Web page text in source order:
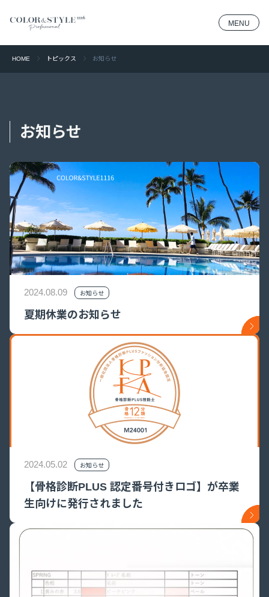
MENU
HOME トピックス お知らせ
お知らせ
2024.08.09 お知らせ
夏期休業のお知らせ
2024.05.02 お知らせ
【骨格診断PLUS 認定番号付きロゴ】が卒業
生向けに発行されました